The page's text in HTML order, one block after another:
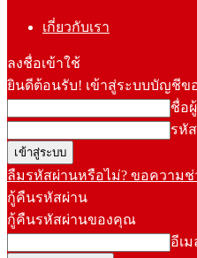
เกี่ยวกับเรา
ลงชื่อเข้าใช้
ยินดีต้อนรับ! เข้าสู่ระบบบัญชี
ชื่อ
รหั
ลืมรหัสผ่านหรือไม่? ขอความช่
กู้คืนรหัสผ่าน
กู้คืนรหัสผ่านของคุณ
อีเ